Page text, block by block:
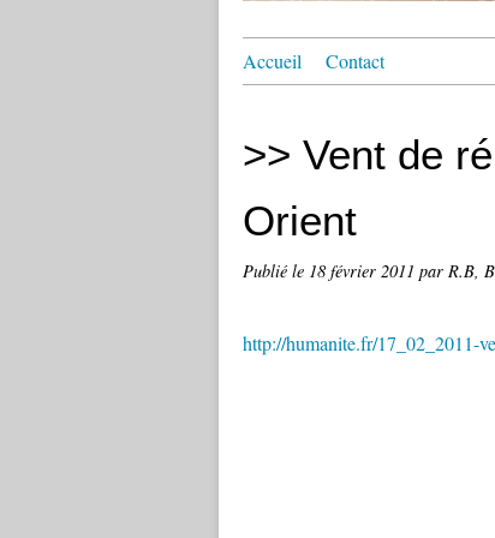
Accueil Contact
>> Vent de
Orient
Publié le 18 février 2011 par R.B,
http://humanite.fr/17_02_2011-